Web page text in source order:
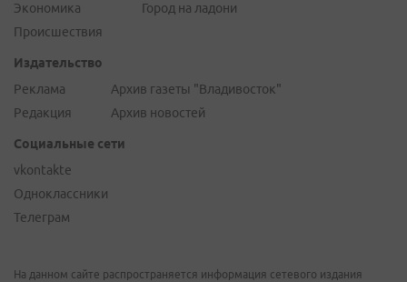
Экономика
Происшествия
Город на ладони
Издательство
Реклама
Редакция
Архив газеты "Владивосток"
Архив новостей
Социальные сети
vkontakte
Одноклассники
Телеграм
На данном сайте распространяется информация сетевого издания